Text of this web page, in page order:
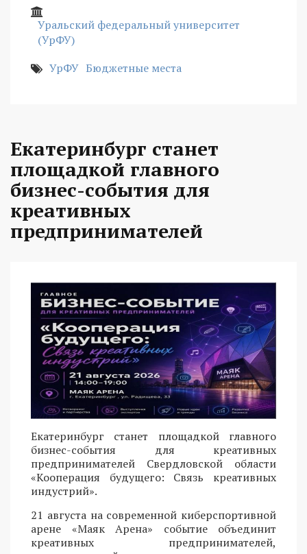
Уральский федеральный университет
(УрФУ)
УрФУ Бюджетные места
Екатеринбург станет
площадкой главного
бизнес-события для
креативных
предпринимателей
Екатеринбург станет площадкой главного
бизнес-события для креативных
предпринимателей Свердловской области
«Кооперация будущего: Связь креативных
индустрий».
21 августа на современной киберспортивной
арене «Маяк Арена» событие объединит
креативных предпринимателей,